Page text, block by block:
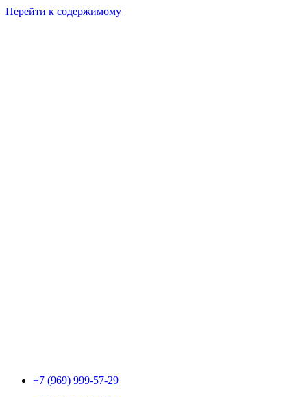
Перейти к содержимому
+7 (969) 999-57-29